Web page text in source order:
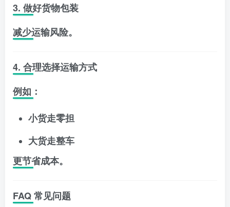
3. 做好货物包装
减少运输风险。
4. 合理选择运输方式
例如：
小货走零担
大货走整车
更节省成本。
FAQ 常见问题